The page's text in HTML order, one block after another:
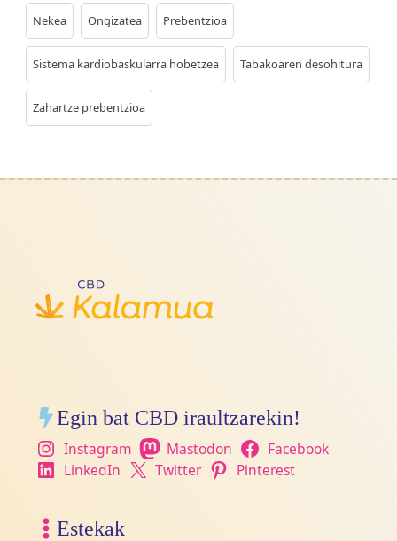
Nekea Ongizatea Prebentzioa
Sistema kardiobaskularra hobetzea Tabakoaren desohitura
Zahartze prebentzioa
Egin bat CBD iraultzarekin!
Instagram Mastodon
Facebook
LinkedIn
Twitter Pinterest
Estekak